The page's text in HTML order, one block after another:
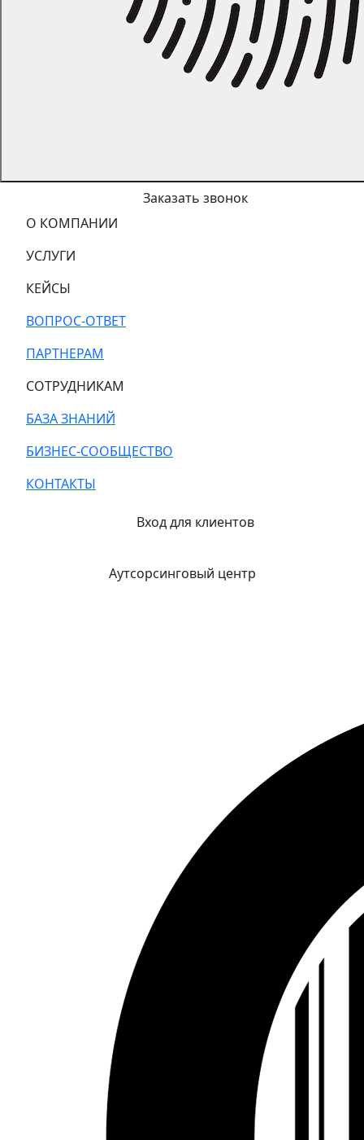
Заказать звонок
О КОМПАНИИ
УСЛУГИ
КЕЙСЫ
ВОПРОС-ОТВЕТ
ПАРТНЕРАМ
СОТРУДНИКАМ
БАЗА ЗНАНИЙ
БИЗНЕС-СООБЩЕСТВО
КОНТАКТЫ
Вход для клиентов
Аутсорсинговый центр